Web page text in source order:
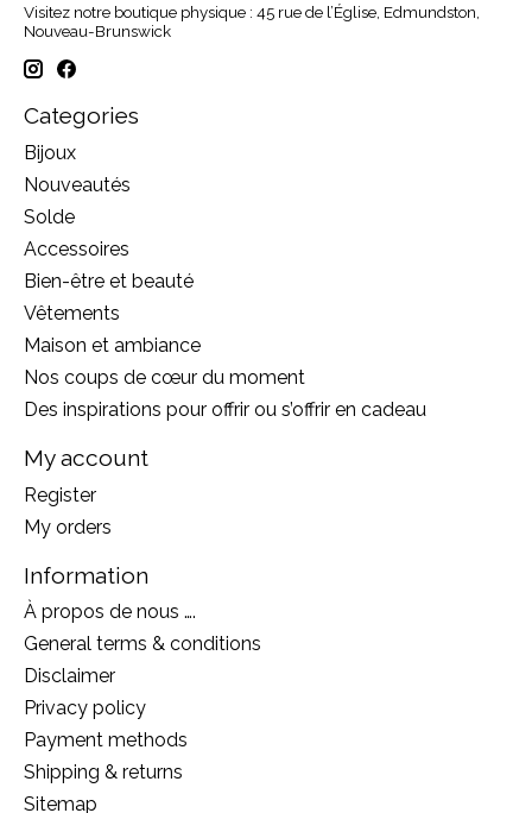
Visitez notre boutique physique : 45 rue de l’Église, Edmundston,
Nouveau-Brunswick
Categories
Bijoux
Nouveautés
Solde
Accessoires
Bien-être et beauté
Vêtements
Maison et ambiance
Nos coups de cœur du moment
Des inspirations pour offrir ou s’offrir en cadeau
My account
Register
My orders
Information
À propos de nous ….
General terms & conditions
Disclaimer
Privacy policy
Payment methods
Shipping & returns
Sitemap